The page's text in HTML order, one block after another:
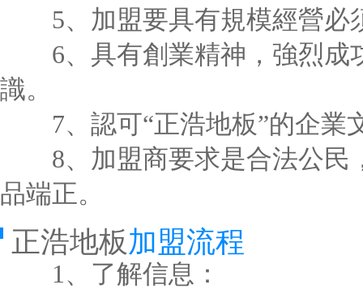
5、加盟要具有規模經營必
6、具有創業精神，強烈成
識。
7、認可“正浩地板”的企業
8、加盟商要求是合法公民
品端正。
正浩地板加盟流程
1、了解信息：